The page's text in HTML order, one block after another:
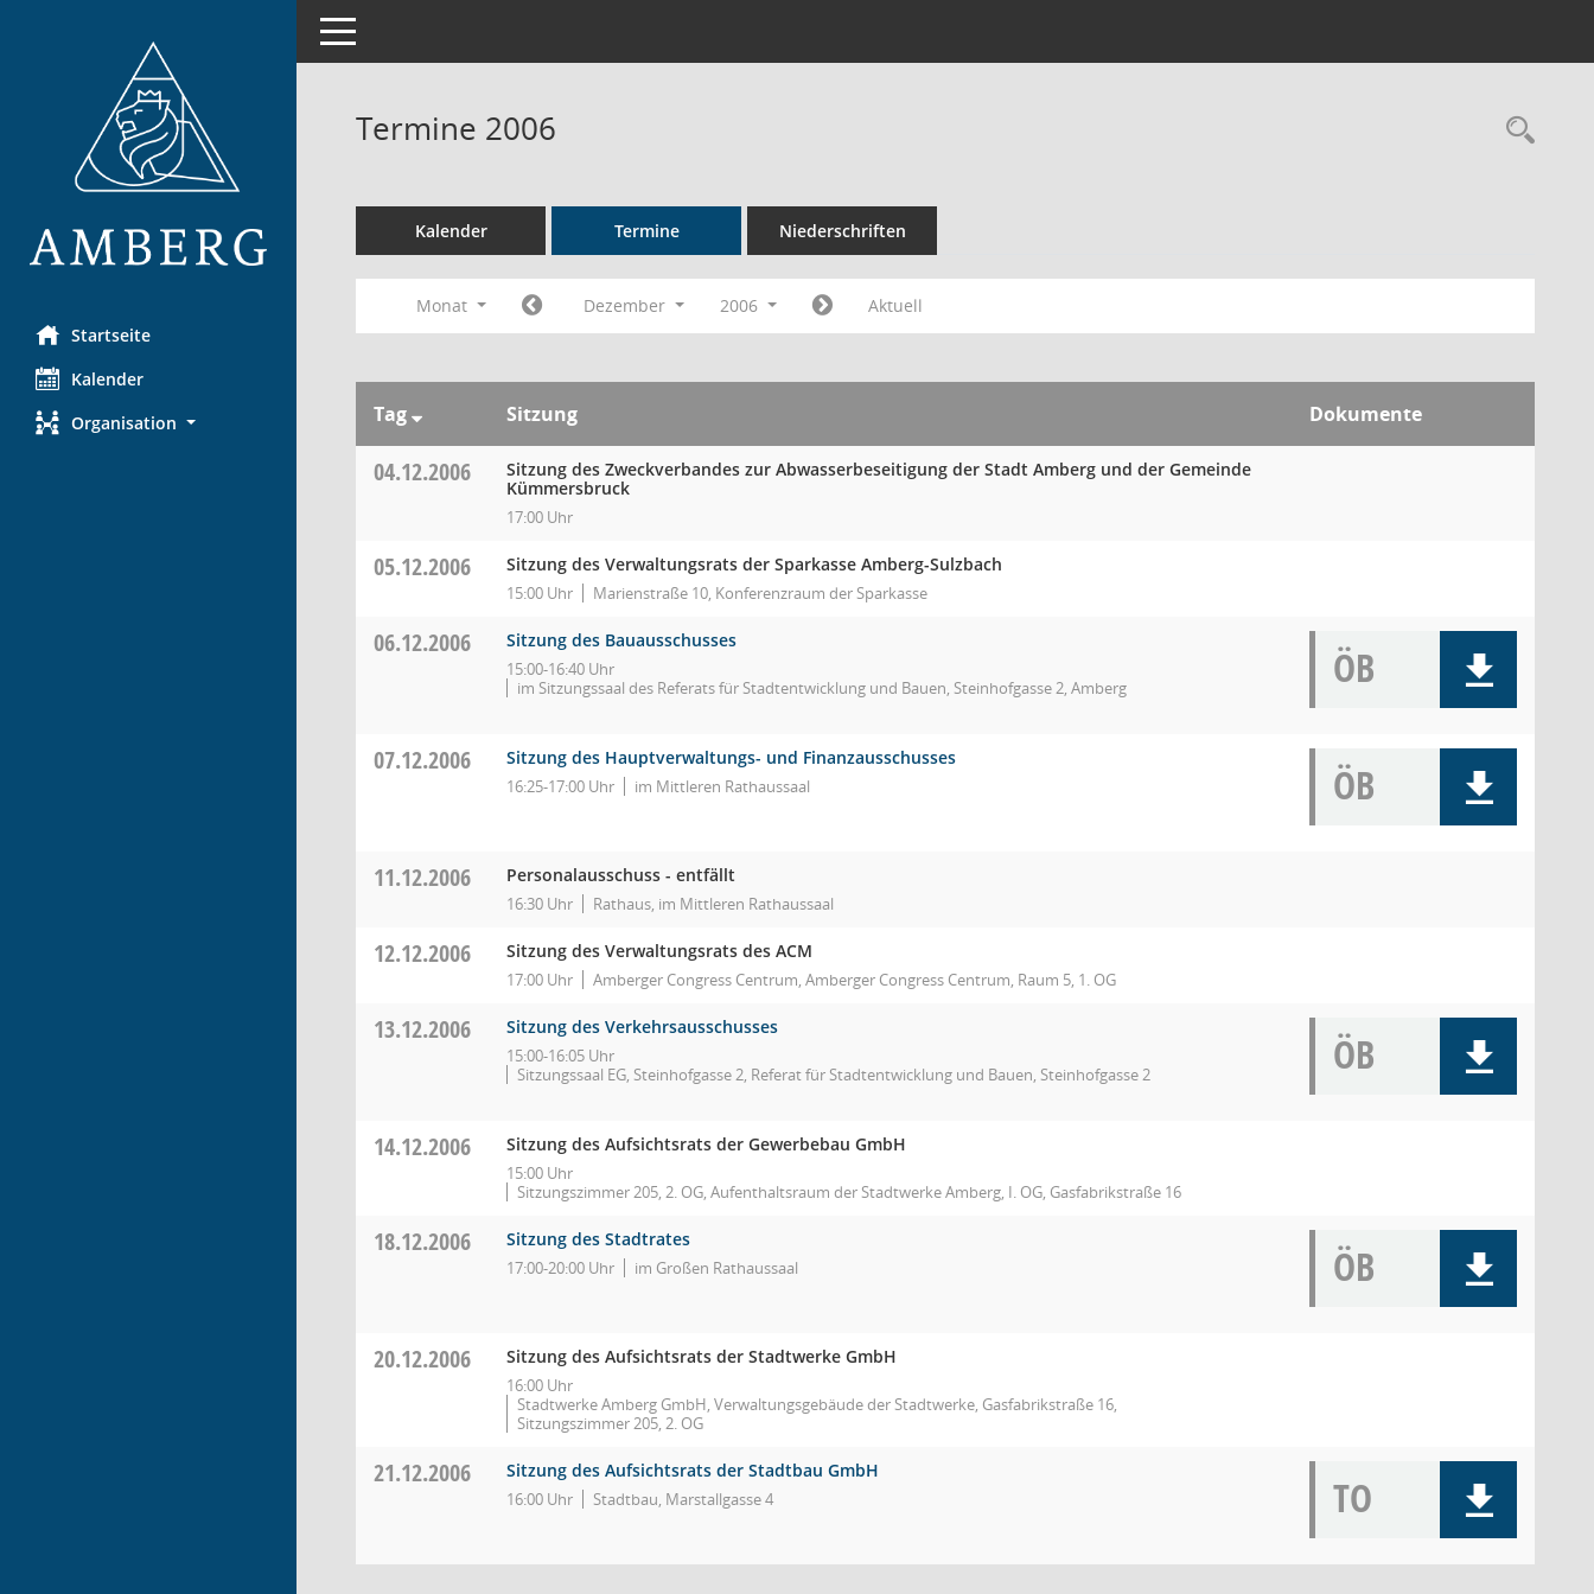
Startseite
Kalender
Organisation
Toggle navigation
Termine 2006
Kalender Termine Niederschriften
Monat Dezember 2006 Aktuell
Tag Sitzung Dokumente
04.12.2006
Sitzung des Zweckverbandes zur Abwasserbeseitigung der Stadt Amberg und der Gemeinde
Kümmersbruck
17:00 Uhr
05.12.2006 Sitzung des Verwaltungsrats der Sparkasse Amberg-Sulzbach
15:00 Uhr Marienstraße 10, Konferenzraum der Sparkasse
06.12.2006 Sitzung des Bauausschusses
15:00-16:40 Uhr
im Sitzungssaal des Referats für Stadtentwicklung und Bauen, Steinhofgasse 2, Amberg
ÖB
07.12.2006 Sitzung des Hauptverwaltungs- und Finanzausschusses
16:25-17:00 Uhr im Mittleren Rathaussaal ÖB
11.12.2006 Personalausschuss - entfällt
16:30 Uhr Rathaus, im Mittleren Rathaussaal
12.12.2006 Sitzung des Verwaltungsrats des ACM
17:00 Uhr Amberger Congress Centrum, Amberger Congress Centrum, Raum 5, 1. OG
13.12.2006 Sitzung des Verkehrsausschusses
15:00-16:05 Uhr
Sitzungssaal EG, Steinhofgasse 2, Referat für Stadtentwicklung und Bauen, Steinhofgasse 2
ÖB
14.12.2006 Sitzung des Aufsichtsrats der Gewerbebau GmbH
15:00 Uhr
Sitzungszimmer 205, 2. OG, Aufenthaltsraum der Stadtwerke Amberg, I. OG, Gasfabrikstraße 16
18.12.2006 Sitzung des Stadtrates
17:00-20:00 Uhr im Großen Rathaussaal ÖB
20.12.2006 Sitzung des Aufsichtsrats der Stadtwerke GmbH
16:00 Uhr
Stadtwerke Amberg GmbH, Verwaltungsgebäude der Stadtwerke, Gasfabrikstraße 16,
Sitzungszimmer 205, 2. OG
21.12.2006 Sitzung des Aufsichtsrats der Stadtbau GmbH
16:00 Uhr Stadtbau, Marstallgasse 4 TO